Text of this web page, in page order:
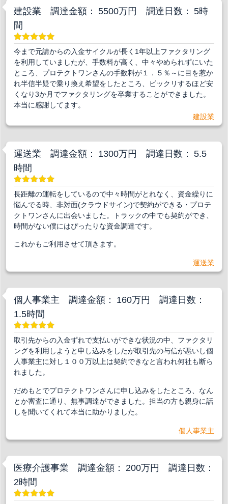
建設業 調達金額： 5500万円 調達日数： 5時
間
今まで元請からの入金サイクルが長く1年以上ファクタリング
を利用していましたが、手数料が高く、中々やめられずにいた
ところ、プロテクトワンさんの手数料が１．５％～に目を惹か
れ半信半疑で乗り換え希望をしたところ、ビックリするほど安
くなり3か月でファクタリングを卒業することができました。
本当に感謝してます。
建設業
運送業 調達金額： 1300万円 調達日数： 5.5
時間
長距離の運転をしているので中々時間がとれなく、資金繰りに
悩んでる時、非対面(クラウドサイン)で契約ができる・プロテ
クトワンさんに出会いました。トラックの中でも契約ができ、
時間がない僕にはぴったりな資金調達です。
これかもご利用させて頂きます。
運送業
個人事業主 調達金額： 160万円 調達日数：
1.5時間
取引先からの入金ずれで支払いができな状況の中、ファクタリ
ングを利用しようと申し込みをしたが取引先の与信が悪いし個
人事業主に対し１００万以上は契約できなと言われ何社も断ら
れました。
だめもとでプロテクトワンさんに申し込みをしたところ、なん
とか審査に通り、無事調達ができました。担当の方も親身に話
しを聞いてくれて本当に助かりました。
個人事業主
医療介護事業 調達金額： 200万円 調達日数：
2時間